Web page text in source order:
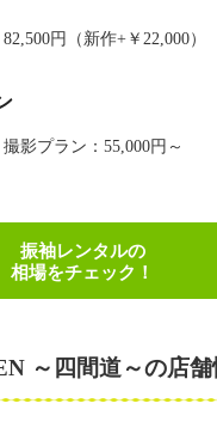
円（新作+￥22,000）
影プラン：55,000円～
振袖レンタルの
相場をチェック！
～四間道～の店舗